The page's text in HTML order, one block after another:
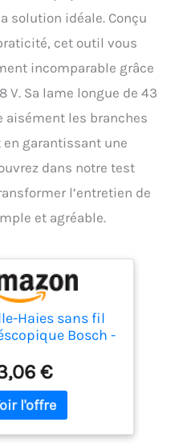
solution idéale. Conçu
cet outil vous
incomparable grâce
V. Sa lame longue de 43
aisément les branches
garantissant une
dans notre test
l’entretien de
et agréable.
Haies sans fil
Bosch -
Batterie 18 V 2,5
Chargeur,
de lame 43
& 1600A005B0
18 V - 2,5 Ah -
€